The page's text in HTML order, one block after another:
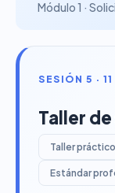
Módulo 1 ·
SESIÓN 5 ·
Taller
Taller práctico
Estándar